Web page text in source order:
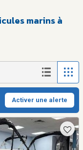
marins à
Activer une alerte